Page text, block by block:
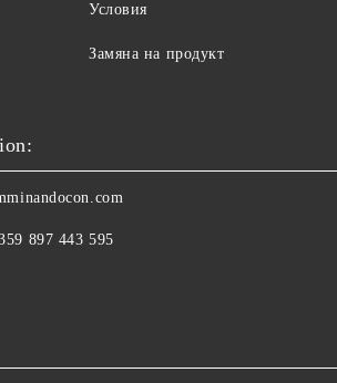
Условия
Замяна на продукт
897 443 595